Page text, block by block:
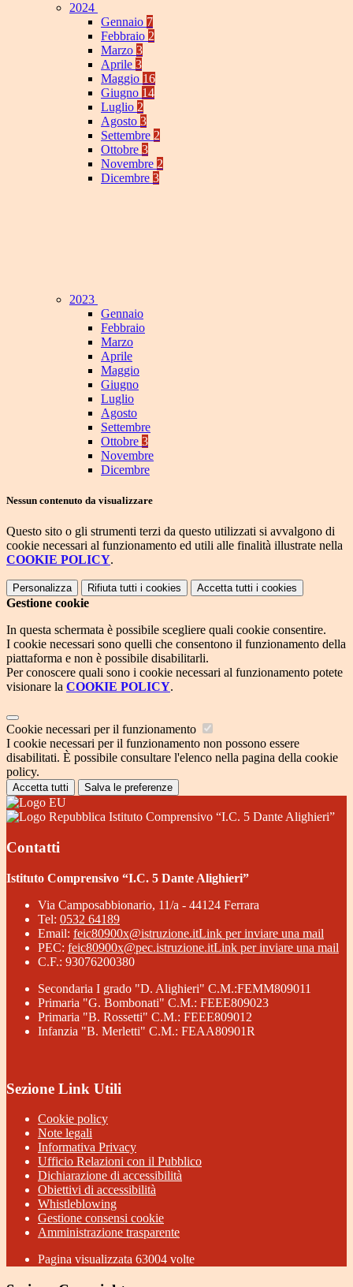
2024
Gennaio 7
Febbraio 2
Marzo 3
Aprile 3
Maggio 16
Giugno 14
Luglio 2
Agosto 3
Settembre 2
Ottobre 3
Novembre 2
Dicembre 3
2023
Gennaio
Febbraio
Marzo
Aprile
Maggio
Giugno
Luglio
Agosto
Settembre
Ottobre 3
Novembre
Dicembre
Nessun contenuto da visualizzare
Questo sito o gli strumenti terzi da questo utilizzati si avvalgono di
cookie necessari al funzionamento ed utili alle finalità illustrate nella
COOKIE POLICY.
Personalizza Rifiuta tutti i cookies Accetta tutti i cookies
Gestione cookie
In questa schermata è possibile scegliere quali cookie consentire.
I cookie necessari sono quelli che consentono il funzionamento della
piattaforma e non è possibile disabilitarli.
Per conoscere quali sono i cookie necessari al funzionamento potete
visionare la COOKIE POLICY.
Cookie necessari per il funzionamento
I cookie necessari per il funzionamento non possono essere
disabilitati. È possibile consultare l'elenco nella pagina della cookie
policy.
Accetta tutti Salva le preferenze
Istituto Comprensivo “I.C. 5 Dante Alighieri”
Contatti
Istituto Comprensivo “I.C. 5 Dante Alighieri”
Via Camposabbionario, 11/a - 44124 Ferrara
Tel: 0532 64189
Email: feic80900x@istruzione.itLink per inviare una mail
PEC: feic80900x@pec.istruzione.itLink per inviare una mail
C.F.: 93076200380
Secondaria I grado "D. Alighieri" C.M.:FEMM809011
Primaria "G. Bombonati" C.M.: FEEE809023
Primaria "B. Rossetti" C.M.: FEEE809012
Infanzia "B. Merletti" C.M.: FEAA80901R
Sezione Link Utili
Cookie policy
Note legali
Informativa Privacy
Ufficio Relazioni con il Pubblico
Dichiarazione di accessibilità
Obiettivi di accessibilità
Whistleblowing
Gestione consensi cookie
Amministrazione trasparente
Pagina visualizzata 63004 volte